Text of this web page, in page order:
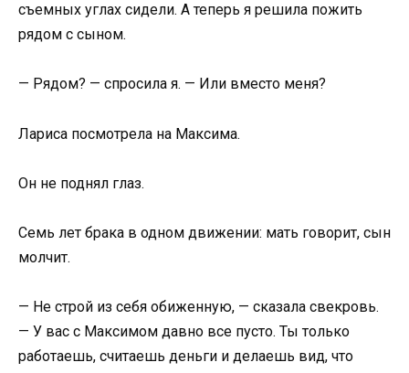
съемных углах сидели. А теперь я решила пожить
рядом с сыном.
— Рядом? — спросила я. — Или вместо меня?
Лариса посмотрела на Максима.
Он не поднял глаз.
Семь лет брака в одном движении: мать говорит, сын
молчит.
— Не строй из себя обиженную, — сказала свекровь.
— У вас с Максимом давно все пусто. Ты только
работаешь, считаешь деньги и делаешь вид, что